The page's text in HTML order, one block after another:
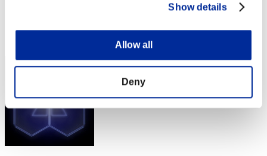
Show details
Allow all
Deny
Posizione